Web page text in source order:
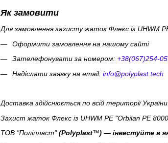
Як замовити
Для замовлення захисту жаток Флекс із UHWM
Оформити замовлення на нашому сайті
Зателефонувати за номером: +38(067)254-
Надіслати заявку на email: info@polyplast.tech
Доставка здійснюється по всій території
Захист жаток Флекс із UHWM PE "Orbilan PE
ТОВ "Поліпласт"(Polyplast™) — інвестуйте в